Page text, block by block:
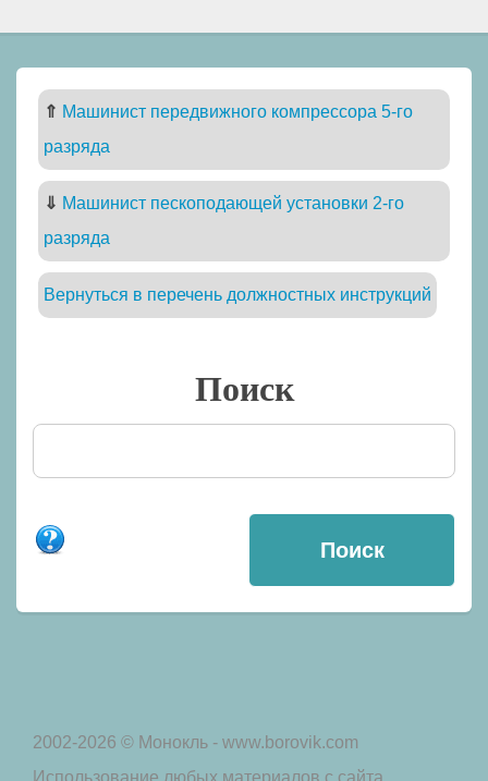
⇑ Машинист передвижного компрессора 5-го
разряда
⇓ Машинист пескоподающей установки 2-го
разряда
Вернуться в перечень должностных инструкций
Поиск
2002-2026 © Монокль - www.borovik.com